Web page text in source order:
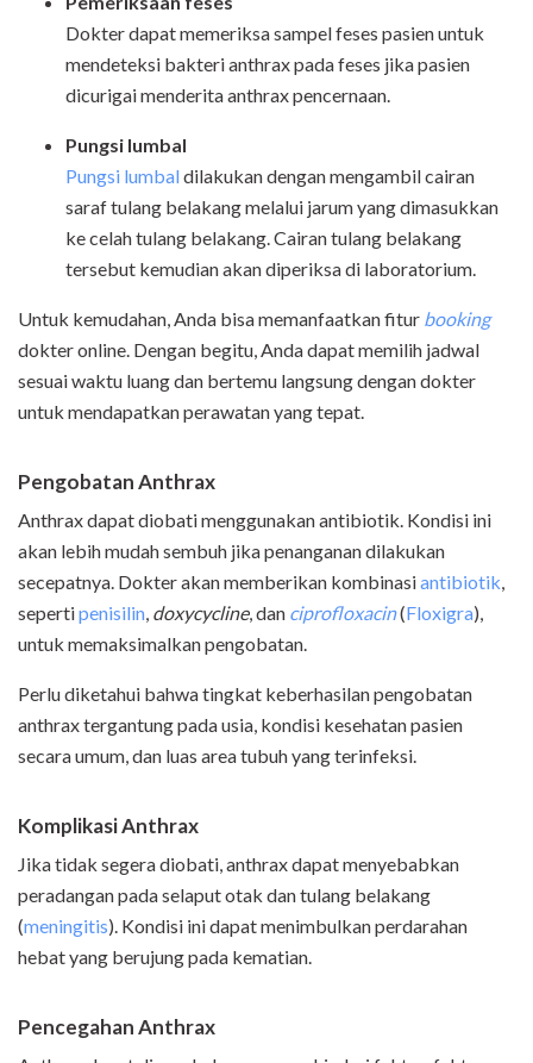
Dokter dapat memeriksa sampel feses pasien untuk
mendeteksi bakteri anthrax pada feses jika pasien
dicurigai menderita anthrax pencernaan.
Pungsi lumbal
Pungsi lumbaldilakukan dengan mengambil cairan
saraf tulang belakang melalui jarum yang dimasukkan
ke celah tulang belakang. Cairan tulang belakang
tersebut kemudian akan diperiksa di laboratorium.
Untuk kemudahan, Anda bisa memanfaatkan fitur booking
dokter online. Dengan begitu, Anda dapat memilih jadwal
sesuai waktu luang dan bertemu langsung dengan dokter
untuk mendapatkan perawatan yang tepat.
PengobatanAnthrax
Anthrax dapat diobati menggunakan antibiotik. Kondisi ini
akan lebih mudah sembuh jika penanganan dilakukan
secepatnya. Dokter akan memberikan kombinasiantibiotik
sepertipenisilin doxycycline, dan ciprofloxacin(Floxigra)
untuk memaksimalkan pengobatan.
Perlu diketahui bahwa tingkat keberhasilan pengobatan
anthrax tergantung pada usia, kondisi kesehatan pasien
secara umum, dan luas area tubuh yang terinfeksi.
KomplikasiAnthrax
Jika tidak segera diobati, anthrax dapat menyebabkan
peradangan pada selaput otak dan tulang belakang
(meningitis). Kondisi ini dapat menimbulkan perdarahan
hebat yang berujung pada kematian.
Pencegahan Anthrax